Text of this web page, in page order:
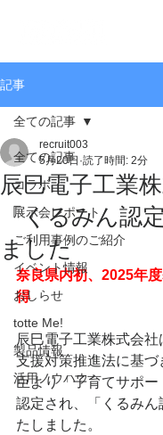
記事
全ての記事
コラボ
展示会レポート
ご利用事例のご紹介
イベント情報
おしらせ
totte Me!
製品情報
活用ノウハウ
全ての記事
辰巳電子工業
「くるみん認
ました
recruit003
5月20日 読了時間: 2分
奈良県内初、2025年
得
辰巳電子工業株式会
支援対策推進法に基づ
臣より「子育てサポー
認定され、「くるみん
たしました。